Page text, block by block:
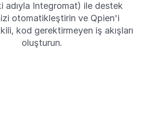
adıyla Integromat) ile destek
otomatikleştirin ve Qpien'i
kod gerektirmeyen iş akışları
oluşturun.